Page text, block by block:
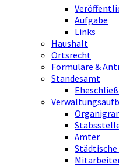
Aufgabe
Links
Haushalt
Ortsrecht
Formulare &
Standesamt
Ämter